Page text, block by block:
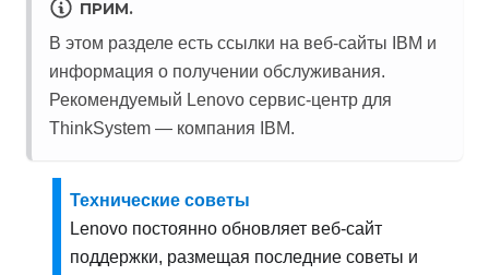
ПРИМ.
В этом разделе есть ссылки на веб-сайты IBM и
информация о получении обслуживания.
Рекомендуемый Lenovo сервис-центр для
ThinkSystem — компания IBM.
Технические советы
Lenovo постоянно обновляет веб-сайт
поддержки, размещая последние советы и